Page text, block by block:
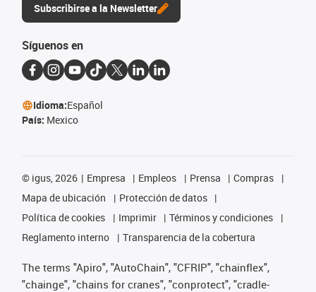
Subscribirse a la Newsletter
Síguenos en
Idioma:Español
País: Mexico
© igus, 2026 Empresa Empleos Prensa
Compras
Mapa de ubicación
Protección de datos
Política de cookies
Imprimir
Términos y condiciones
Reglamento interno
Transparencia de la cobertura
The terms "Apiro", "AutoChain", "CFRIP", "chainflex",
"chainge", "chains for cranes", "conprotect", "cradle-